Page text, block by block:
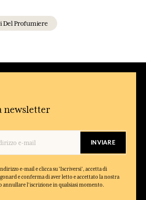
Del Profumiere
newsletter
INVIARE
e-mail e clicca su 'Iscriversi', accetta di
e conferma di aver letto e accettato la nostra
annullare l'iscrizione in qualsiasi momento.